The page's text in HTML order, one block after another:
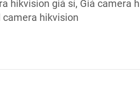
hikvision giá sỉ, Giá camera
hikvision